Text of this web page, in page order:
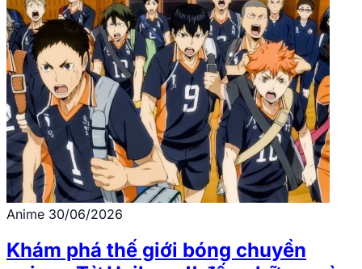
Anime 30/06/2026
Khám phá thế giới bóng chuyền